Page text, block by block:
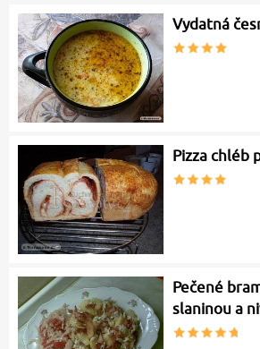
Vydatná
Pizza chléb
Pečené
slaninou a